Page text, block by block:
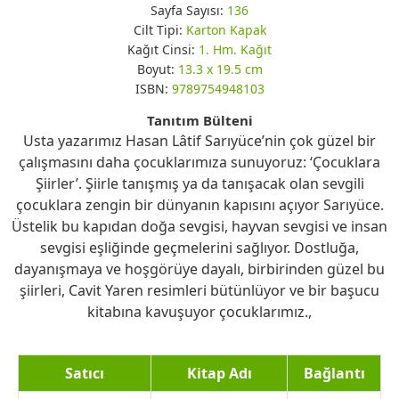
Sayfa Sayısı: 136
Cilt Tipi: Karton Kapak
Kağıt Cinsi: 1. Hm. Kağıt
Boyut: 13.3 x 19.5 cm
ISBN: 9789754948103
Tanıtım Bülteni
Usta yazarımız Hasan Lâtif Sarıyüce’nin çok güzel bir
çalışmasını daha çocuklarımıza sunuyoruz: ‘Çocuklara
Şiirler’. Şiirle tanışmış ya da tanışacak olan sevgili
çocuklara zengin bir dünyanın kapısını açıyor Sarıyüce.
Üstelik bu kapıdan doğa sevgisi, hayvan sevgisi ve insan
sevgisi eşliğinde geçmelerini sağlıyor. Dostluğa,
dayanışmaya ve hoşgörüye dayalı, birbirinden güzel bu
şiirleri, Cavit Yaren resimleri bütünlüyor ve bir başucu
kitabına kavuşuyor çocuklarımız.,
Satıcı Kitap Adı
Bağlantı